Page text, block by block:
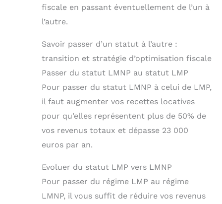
fiscale en passant éventuellement de l’un à
l’autre.
Savoir passer d’un statut à l’autre :
transition et stratégie d’optimisation fiscale
Passer du statut LMNP au statut LMP
Pour passer du statut LMNP à celui de LMP,
il faut augmenter vos recettes locatives
pour qu’elles représentent plus de 50% de
vos revenus totaux et dépasse 23 000
euros par an.
Evoluer du statut LMP vers LMNP
Pour passer du régime LMP au régime
LMNP, il vous suffit de réduire vos revenus